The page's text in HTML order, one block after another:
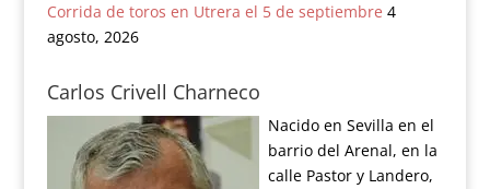
Corrida de toros en Utrera el 5 de septiembre 4
agosto, 2026
Carlos Crivell Charneco
Nacido en Sevilla en el
barrio del Arenal, en la
calle Pastor y Landero,